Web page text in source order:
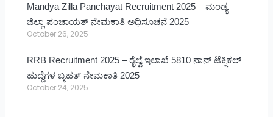
Mandya Zilla Panchayat Recruitment 2025 – ಮಂಡ್ಯ
ಜಿಲ್ಲಾ ಪಂಚಾಯತ್ ನೇಮಕಾತಿ ಅಧಿಸೂಚನೆ 2025
October 26, 2025
RRB Recruitment 2025 – ರೈಲ್ವೆ ಇಲಾಖೆ 5810 ನಾನ್ ಟೆಕ್ನಿಕಲ್
ಹುದ್ದೆಗಳ ಬೃಹತ್ ನೇಮಕಾತಿ 2025
October 24, 2025